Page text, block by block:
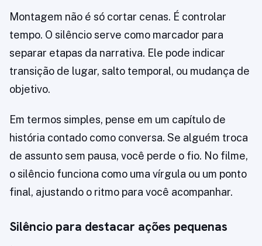
Montagem não é só cortar cenas. É controlar
tempo. O silêncio serve como marcador para
separar etapas da narrativa. Ele pode indicar
transição de lugar, salto temporal, ou mudança de
objetivo.
Em termos simples, pense em um capítulo de
história contado como conversa. Se alguém troca
de assunto sem pausa, você perde o fio. No filme,
o silêncio funciona como uma vírgula ou um ponto
final, ajustando o ritmo para você acompanhar.
Silêncio para destacar ações pequenas